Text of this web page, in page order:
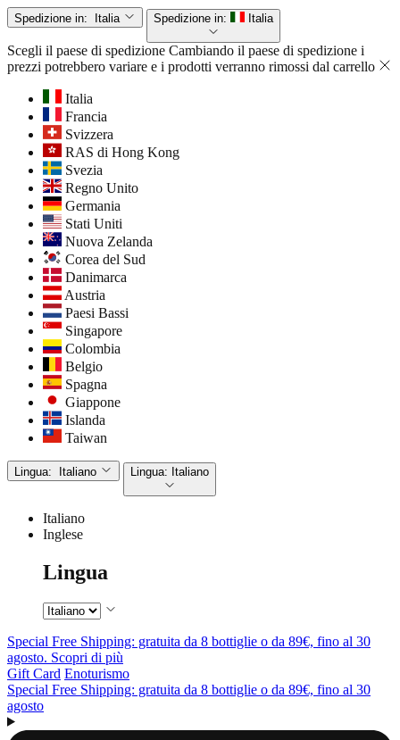
Spedizione in: Italia Spedizione in: Italia
Scegli il paese di spedizione Cambiando il paese di spedizione i
prezzi potrebbero variare e i prodotti verranno rimossi dal carrello
Italia
Francia
Svizzera
RAS di Hong Kong
Svezia
Regno Unito
Germania
Stati Uniti
Nuova Zelanda
Corea del Sud
Danimarca
Austria
Paesi Bassi
Singapore
Colombia
Belgio
Spagna
Giappone
Islanda
Taiwan
Lingua: Italiano Lingua: Italiano
Italiano
Inglese
Lingua
Special Free Shipping: gratuita da 8 bottiglie o da 89€, fino al 30
agosto. Scopri di più
Gift Card Enoturismo
Special Free Shipping: gratuita da 8 bottiglie o da 89€, fino al 30
agosto